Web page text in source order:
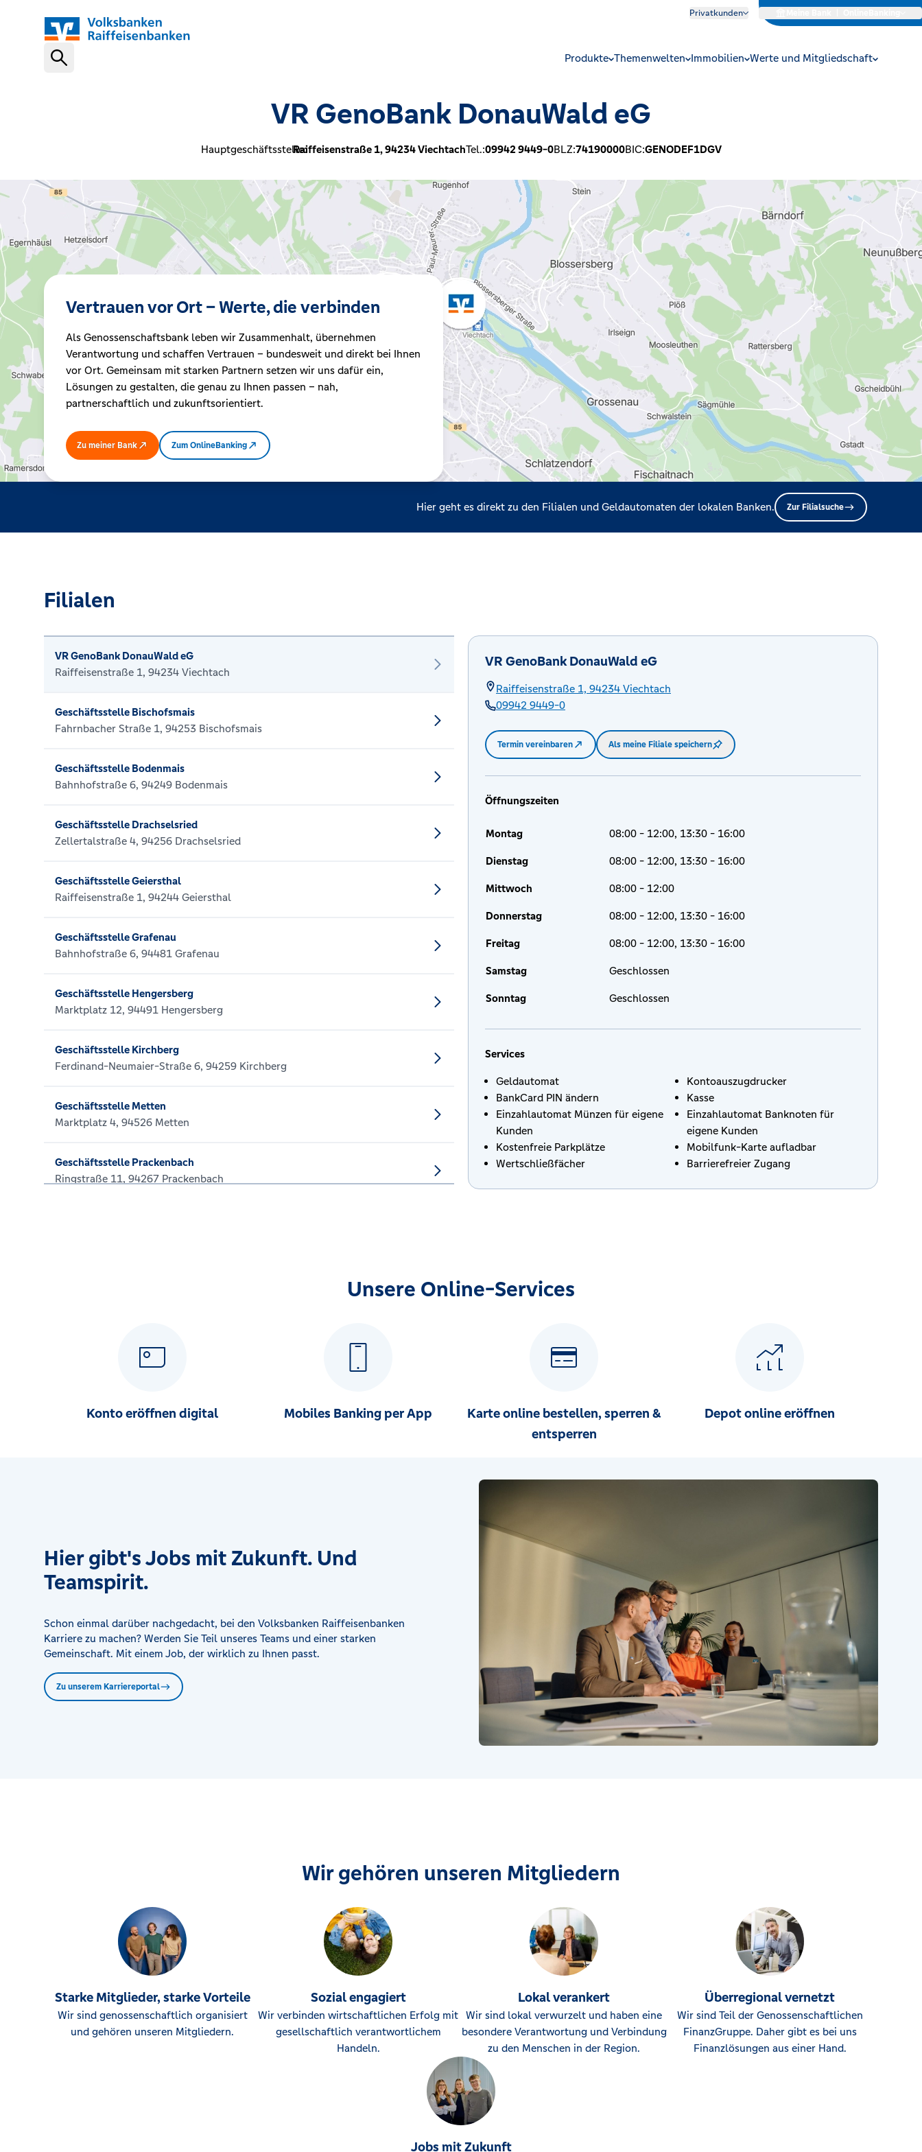
Privatkunden
VR Banking App
Kreditrechner
Immobilien
Produkte Themenwelten Immobilien Werte und Mitgliedschaft
VR GenoBank DonauWald eG
Hauptgeschäftsstelle:Raiffeisenstraße 1,94234ViechtachTel.:09942 9449-0BLZ:74190000BIC:GENODEF1DGV
Vertrauen vor Ort – Werte, die verbinden
Als Genossenschaftsbank leben wir Zusammenhalt, übernehmen
Verantwortung und schaffen Vertrauen – bundesweit und direkt bei Ihnen
vor Ort. Gemeinsam mit starken Partnern setzen wir uns dafür ein,
Lösungen zu gestalten, die genau zu Ihnen passen – nah,
partnerschaftlich und zukunftsorientiert.
Zu meiner Bank Zum OnlineBanking
Hier geht es direkt zu den Filialen und Geldautomaten der lokalen Banken. Zur Filialsuche
Filialen
VR GenoBank DonauWald eG
Raiffeisenstraße 1, 94234 Viechtach
Geschäftsstelle Bischofsmais
Fahrnbacher Straße 1, 94253 Bischofsmais
Geschäftsstelle Bodenmais
Bahnhofstraße 6, 94249 Bodenmais
Geschäftsstelle Drachselsried
Zellertalstraße 4, 94256 Drachselsried
Geschäftsstelle Geiersthal
Raiffeisenstraße 1, 94244 Geiersthal
Geschäftsstelle Grafenau
Bahnhofstraße 6, 94481 Grafenau
Geschäftsstelle Hengersberg
Marktplatz 12, 94491 Hengersberg
Geschäftsstelle Kirchberg
Ferdinand-Neumaier-Straße 6, 94259 Kirchberg
Geschäftsstelle Metten
Marktplatz 4, 94526 Metten
Geschäftsstelle Prackenbach
Ringstraße 11, 94267 Prackenbach
Hauptstraße 34, 94518 Spiegelau
SB-Geschäftsstelle Edenstetten
Edenstetten 14, 94505 Bernried
Hauptstraße 16, 94258 Frauenau
Marienbergstraße 4, 94261 Kirchdorf
VR GenoBank DonauWald eG
Raiffeisenstraße 1, 94234 Viechtach
09942 9449-0
Termin vereinbaren Als meine Filiale speichern
Öffnungszeiten
Montag 08:00 - 12:00, 13:30 - 16:00
Dienstag 08:00 - 12:00, 13:30 - 16:00
Mittwoch 08:00 - 12:00
Donnerstag 08:00 - 12:00, 13:30 - 16:00
Freitag 08:00 - 12:00, 13:30 - 16:00
Samstag Geschlossen
Sonntag Geschlossen
Services
Geldautomat
Kontoauszugdrucker
BankCard PIN ändern
Kasse
Einzahlautomat Münzen für eigene
Kunden
Einzahlautomat Banknoten für
eigene Kunden
Kostenfreie Parkplätze
Mobilfunk-Karte aufladbar
Wertschließfächer
Barrierefreier Zugang
Unsere Online-Services
Konto eröffnen digital Mobiles Banking per App
Karte online bestellen, sperren &
entsperren
Depot online eröffnen
Hier gibt's Jobs mit Zukunft. Und
Teamspirit.
Schon einmal darüber nachgedacht, bei den Volksbanken Raiffeisenbanken
Karriere zu machen? Werden Sie Teil unseres Teams und einer starken
Gemeinschaft. Mit einem Job, der wirklich zu Ihnen passt.
Zu unserem Karriereportal
Wir gehören unseren Mitgliedern
Starke Mitglieder, starke Vorteile
Wir sind genossenschaftlich organisiert
und gehören unseren Mitgliedern.
Sozial engagiert
Wir verbinden wirtschaftlichen Erfolg mit
gesellschaftlich verantwortlichem
Handeln.
Lokal verankert
Wir sind lokal verwurzelt und haben eine
besondere Verantwortung und Verbindung
zu den Menschen in der Region.
Überregional vernetzt
Wir sind Teil der Genossenschaftlichen
FinanzGruppe. Daher gibt es bei uns
Finanzlösungen aus einer Hand.
Jobs mit Zukunft